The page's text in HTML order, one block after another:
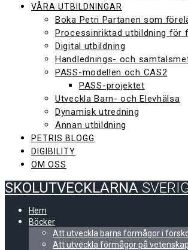
VÅRA UTBILDNINGAR
Boka Petri Partanen som
Processinriktad utbildning för
Digital utbildning
Handlednings- och
PASS-modellen och CAS2
PASS-projektet
Utveckla Barn- och Elevhälsa
Dynamisk utredning
Annan utbildning
PETRIS BLOGG
DIGIBILITY
OM OSS
SKOLUTVECKLARNA
Hem
Böcker
Att utveckla barns förmågor i
Att utveckla förmågor på